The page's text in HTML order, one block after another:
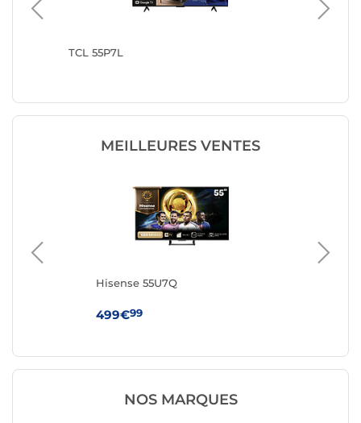
TCL 55P7L
MEILLEURES VENTES
Hisense 55U7Q
499€99
NOS MARQUES